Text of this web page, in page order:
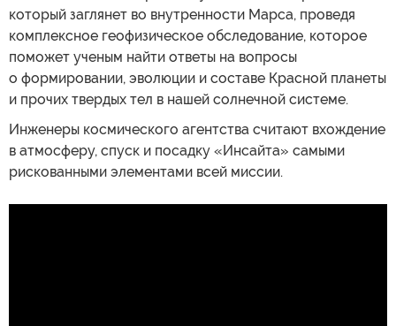
который заглянет во внутренности Марса, проведя
комплексное геофизическое обследование, которое
поможет ученым найти ответы на вопросы
о формировании, эволюции и составе Красной планеты
и прочих твердых тел в нашей солнечной системе.
Инженеры космического агентства считают вхождение
в атмосферу, спуск и посадку «Инсайта» самыми
рискованными элементами всей миссии.